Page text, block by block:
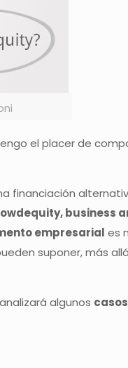
el placer de
financiación
business
empresarial es
suponer, más
algunos